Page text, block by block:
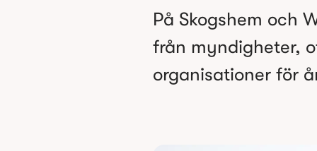
På Skogshem och
från myndigheter,
organisationer för